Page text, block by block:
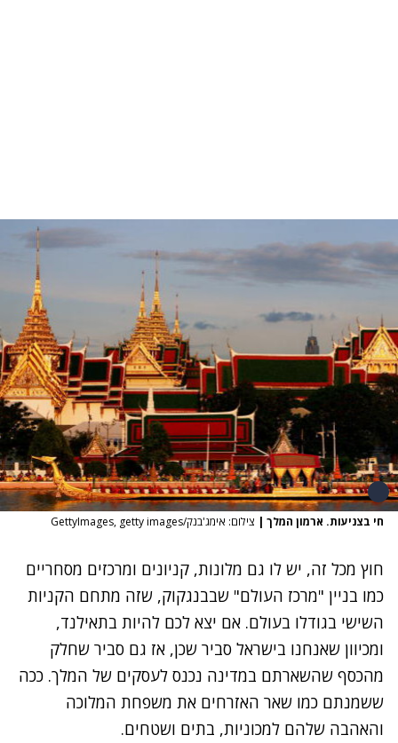
חי בצניעות. ארמון המלך | צילום: אימג'בנק/GettyImages, getty images
חוץ מכל זה, יש לו גם מלונות, קניונים ומרכזים מסחריים
כמו בניין "מרכז העולם" שבבנגקוק, שזה מתחם הקניות
השישי בגודלו בעולם. אם יצא לכם להיות בתאילנד,
ומכיוון שאנחנו בישראל סביר שכן, אז גם סביר שחלק
מהכסף שהשארתם במדינה נכנס לעסקים של המלך. ככה
ששמנתם כמו שאר האזרחים את משפחת המלוכה
והאהבה שלהם למכוניות, בתים ושטחים.